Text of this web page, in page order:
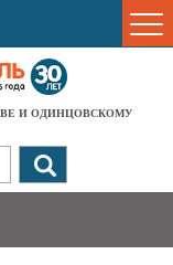
И ОДИНЦОВСКОМУ